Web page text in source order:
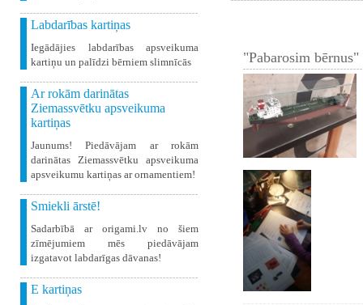
Labdarības kartiņas
Iegādājies labdarības apsveikuma
kartiņu un palīdzi bērniem slimnīcās
Ar rokām darinātas
Ziemassvētku apsveikuma
kartiņas
Jaunums! Piedāvājam ar rokām
darinātas Ziemassvētku apsveikuma
apsveikumu kartiņas ar ornamentiem!
Smiekli ārstē!
Sadarbībā ar origami.lv no šiem
zīmējumiem mēs piedāvājam
izgatavot labdarīgas dāvanas!
E kartiņas
"Pabarosim